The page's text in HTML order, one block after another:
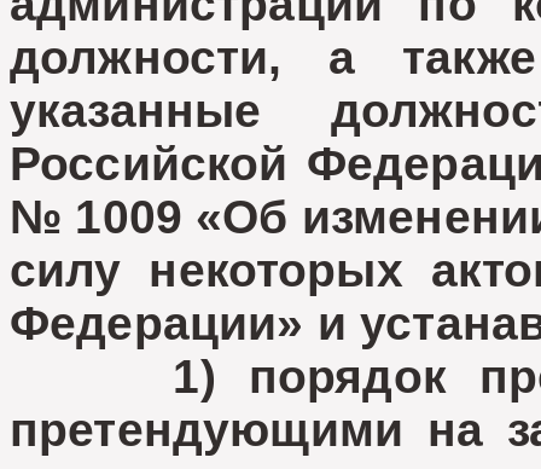
должности, а
указанные
Российской
№ 1009 «Об
силу некоторых
Федерации» и
1) порядок
претендующими на